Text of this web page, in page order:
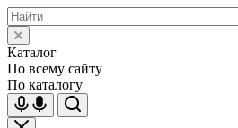
Каталог
По всему сайту
По каталогу